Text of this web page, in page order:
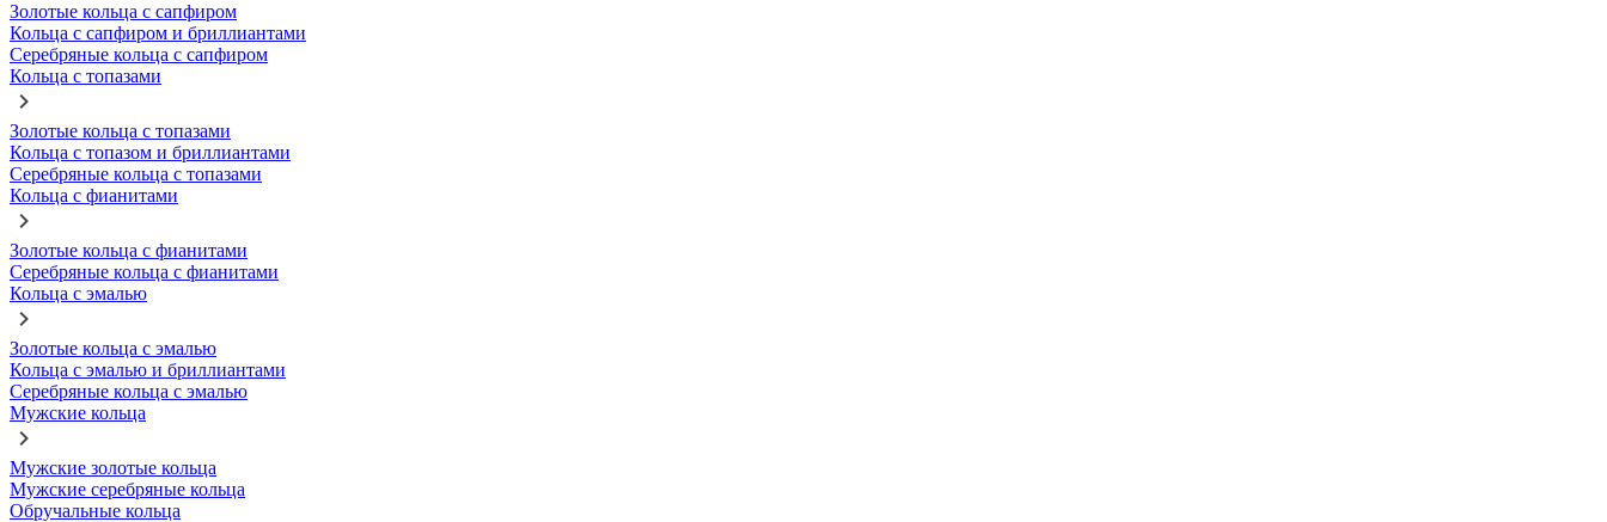
Золотые кольца с сапфиром
Кольца с сапфиром и бриллиантами
Серебряные кольца с сапфиром
Кольца с топазами
Золотые кольца с топазами
Кольца с топазом и бриллиантами
Серебряные кольца с топазами
Кольца с фианитами
Золотые кольца с фианитами
Серебряные кольца с фианитами
Кольца с эмалью
Золотые кольца с эмалью
Кольца с эмалью и бриллиантами
Серебряные кольца с эмалью
Мужские кольца
Мужские золотые кольца
Мужские серебряные кольца
Обручальные кольца